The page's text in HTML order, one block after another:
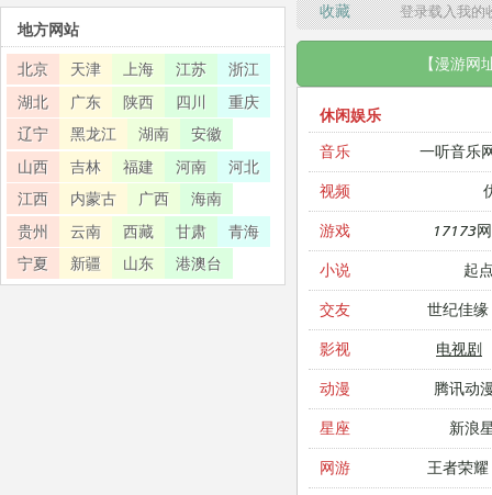
收藏 登录载入我
【漫游网
休闲娱乐
音乐
一听音乐
视频
游戏 17173
小说 起
交友 世纪佳缘
影视 电视剧
动漫 腾讯动
星座 新浪
网游 王者荣耀
地方网站
北京 天津 上海 江苏
浙江
湖北
广东 陕西 四川
重庆
辽宁
黑龙江 湖南
安徽
山西
吉林 福建 河南
河北
江西
内蒙古 广西
海南
贵州
云南 西藏 甘肃
青海
宁夏
新疆 山东 港澳台